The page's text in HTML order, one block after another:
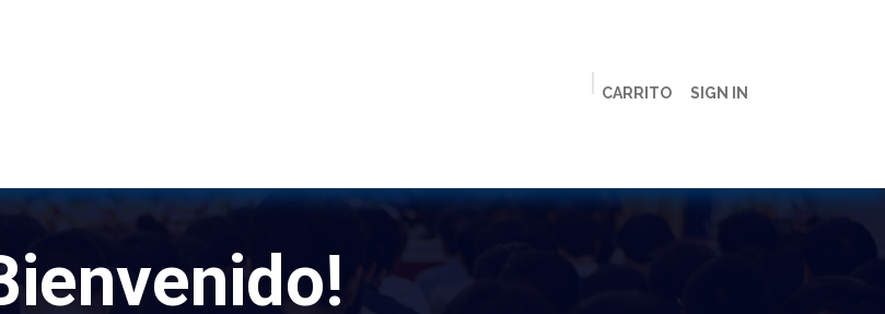
CARRITO SIGN IN